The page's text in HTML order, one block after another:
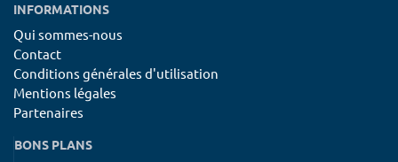
INFORMATIONS
Qui sommes-nous
Contact
Conditions générales d'utilisation
Mentions légales
Partenaires
BONS PLANS